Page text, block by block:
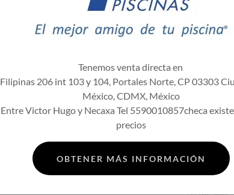
Tenemos venta directa en
Filipinas 206 int 103 y 104, Portales Norte, CP 03303
México, CDMX, México
Entre Victor Hugo y Necaxa Tel 5590010857checa
precios
OBTENER MÁS INFORMACIÓN